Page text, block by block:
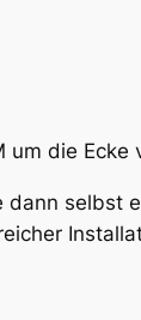
die Ecke
selbst